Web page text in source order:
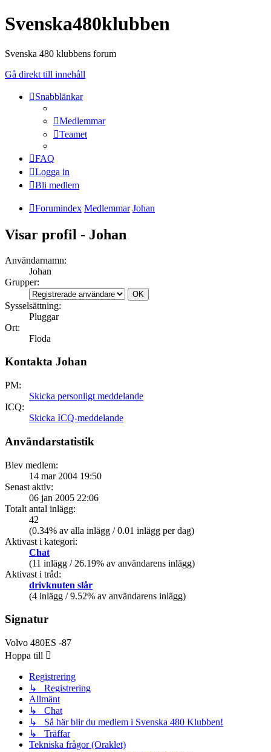
Svenska480klubben
Svenska 480 klubbens forum
Gå direkt till innehåll
Snabblänkar
Medlemmar
Teamet
FAQ
Logga in
Bli medlem
Forumindex Medlemmar Johan
Visar profil - Johan
Användarnamn:
Johan
Grupper:
Sysselsättning:
Pluggar
Ort:
Floda
Kontakta Johan
PM:
Skicka personligt meddelande
ICQ:
Skicka ICQ-meddelande
Användarstatistik
Blev medlem:
14 mar 2004 19:50
Senast aktiv:
06 jan 2005 22:06
Totalt antal inlägg:
42
(0.34% av alla inlägg / 0.01 inlägg per dag)
Aktivast i kategori:
Chat
(11 inlägg / 26.19% av användarens inlägg)
Aktivast i tråd:
drivknuten slår
(4 inlägg / 9.52% av användarens inlägg)
Signatur
Volvo 480ES -87
Hoppa till
Registrering
↳ Registrering
Allmänt
↳ Chat
↳ Så här blir du medlem i Svenska 480 Klubben!
↳ Träffar
Tekniska frågor (Oraklet)